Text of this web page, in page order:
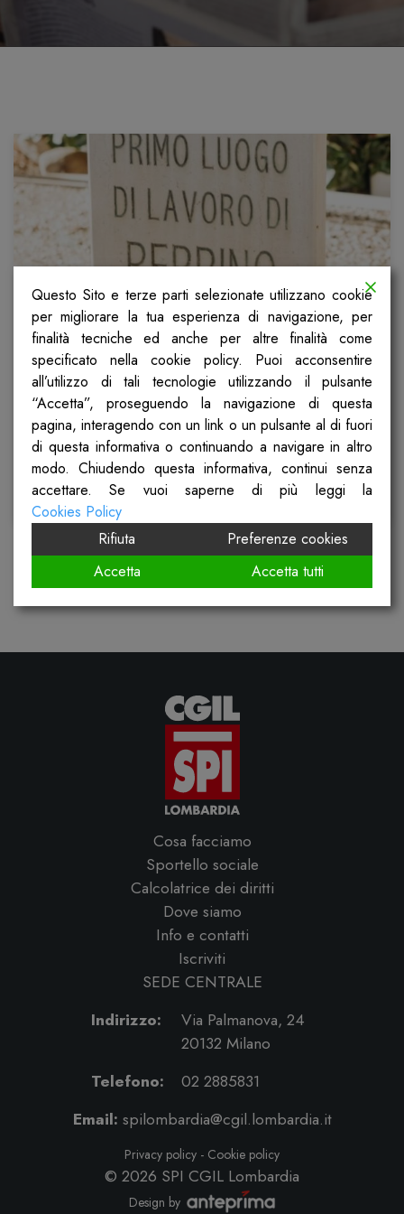
Senza togliersi il cappello davanti
al padrone
Pubblicato il
4 Novembre 2023
Scopri
Cosa facciamo
Sportello sociale
Calcolatrice dei diritti
Dove siamo
Info e contatti
Iscriviti
SEDE CENTRALE
Indirizzo:
Via Palmanova, 24
20132 Milano
Telefono:
02 2885831
Email: spilombardia@cgil.lombardia.it
Privacy policy - Cookie policy
© 2026 SPI CGIL Lombardia
Design by
Questo Sito e terze parti selezionate utilizzano cookie
per migliorare la tua esperienza di navigazione, per
finalità tecniche ed anche per altre finalità come
specificato nella cookie policy. Puoi acconsentire
all’utilizzo di tali tecnologie utilizzando il pulsante
“Accetta”, proseguendo la navigazione di questa
pagina, interagendo con un link o un pulsante al di fuori
di questa informativa o continuando a navigare in altro
modo. Chiudendo questa informativa, continui senza
accettare. Se vuoi saperne di più leggi la
Cookies Policy
Rifiuta
Preferenze cookies
Accetta
Accetta tutti